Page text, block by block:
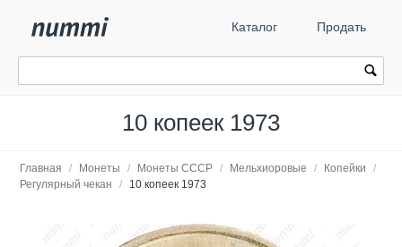
Каталог Продать
10 копеек 1973
Главная / Монеты / Монеты СССР / Мельхиоровые / Копейки
/
Регулярный чекан
/ 10 копеек 1973